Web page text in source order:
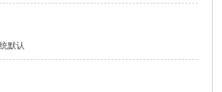
默认